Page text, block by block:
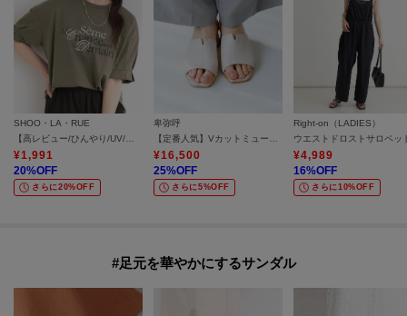
いようふき取ってください。乾拭きすると光沢が出ます。防水スプレーをか
けて乾かしてください（30秒程度）。水をはじき、汚れ防止にもなります。
かけすぎや、至近距離からのスプレーはシミになりやすいのでご注意くださ
い。≪起毛≫シューキーパーなどで履きしわを伸ばし、しわの間の汚れを取り
やすくします。靴用ブラシ（毛先が柔らかい天然毛のブラシが便利です）で
表面の毛並に沿ってブラッシングをしてください。部分的な汚れは固形タイ
プのスエード用クリーナーで汚れを落としてください。防水スプレーをかけて
乾かしてください（30秒程度）。水をはじき、汚れ防止にもなります。かけ
すぎや、至近距離からのスプレーはシミになりやすいのでご注意ください。
SHOO・LA・RUE
【高レビュー/ひんやり/UV/二の腕カバー】大人カジュアルな ぷっくりラメプリント お袖ふんわりTシャツ
¥1,991
20%OFF
さらに20%OFF
卑弥呼
【定番人気】Vカットミュールサンダル／663202
¥16,500
25%OFF
さらに5%OFF
Right-on（LADIES）
ウエストドロストサロペッ
¥4,989
16%OFF
さらに10%OFF
#足元を華やかにするサンダル